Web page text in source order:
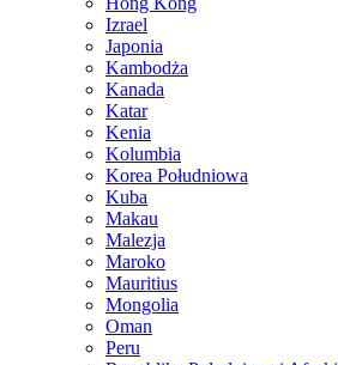
Izrael
Japonia
Kambodża
Kanada
Katar
Kenia
Kolumbia
Korea Południowa
Kuba
Makau
Malezja
Maroko
Mauritius
Mongolia
Oman
Peru